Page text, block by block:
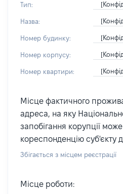
Тип:
Назва:
Номер будинку:
Номер корпусу:
Номер квартири:
Місце фактичного
адреса, на яку
запобігання корупції
кореспонденцію суб'єкту
Збігається з місцем реєстрації
Місце роботи: